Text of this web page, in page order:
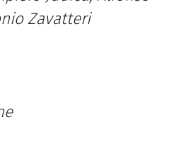
Zavatteri